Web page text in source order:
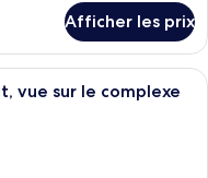
Afficher les prix
d’hôtel comprenant
vue sur le complexe